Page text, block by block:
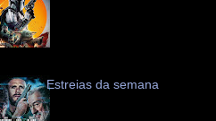
Estreias da semana